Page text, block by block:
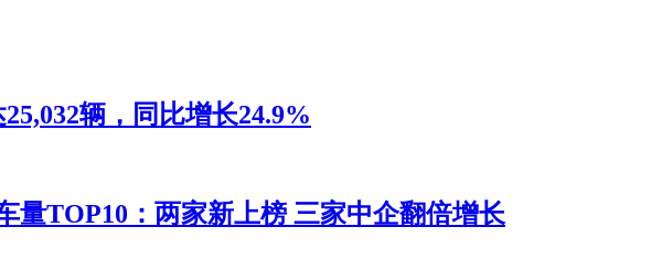
辆，同比增长24.9%
量TOP10：两家新上榜 三家中企翻倍增长